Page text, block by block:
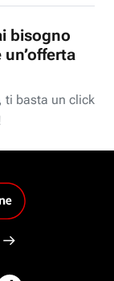
bisogno
, ti basta un click